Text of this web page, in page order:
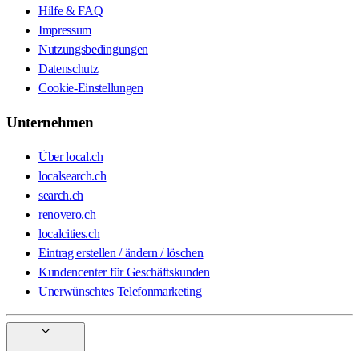
Hilfe & FAQ
Impressum
Nutzungsbedingungen
Datenschutz
Cookie-Einstellungen
Unternehmen
Über local.ch
localsearch.ch
search.ch
renovero.ch
localcities.ch
Eintrag erstellen / ändern / löschen
Kundencenter für Geschäftskunden
Unerwünschtes Telefonmarketing